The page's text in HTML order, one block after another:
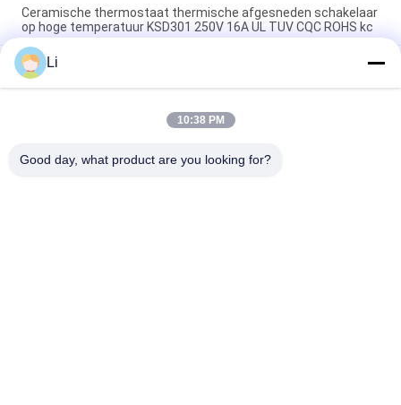
Ceramische thermostaat thermische afgesneden schakelaar
op hoge temperatuur KSD301 250V 16A UL TUV CQC ROHS kc
De bimetaalthermostaten van de Schijf Onverwachte Actie,
lage temperatuur beperkten controleschakelaar H31 250V 10
13C
Onverwachte Actietype KSD301 Bimetaalthermostaatac
Li
10:38 PM
Good day, what product are you looking for?